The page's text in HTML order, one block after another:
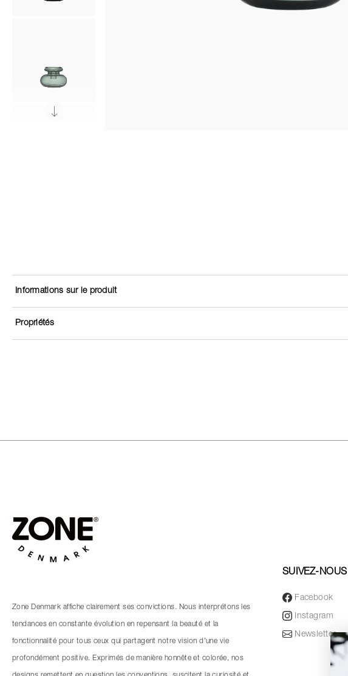
Propriétés
Informations sur le produit
Zone Denmark affiche clairement ses convictions. Nous interprétons les
tendances en constante évolution en repensant la beauté et la
fonctionnalité pour tous ceux qui partagent notre vision d'une vie
profondément positive. Exprimés de manière honnête et colorée, nos
SUIVEZ-NOUS
Facebook
Instagram
Newsletter